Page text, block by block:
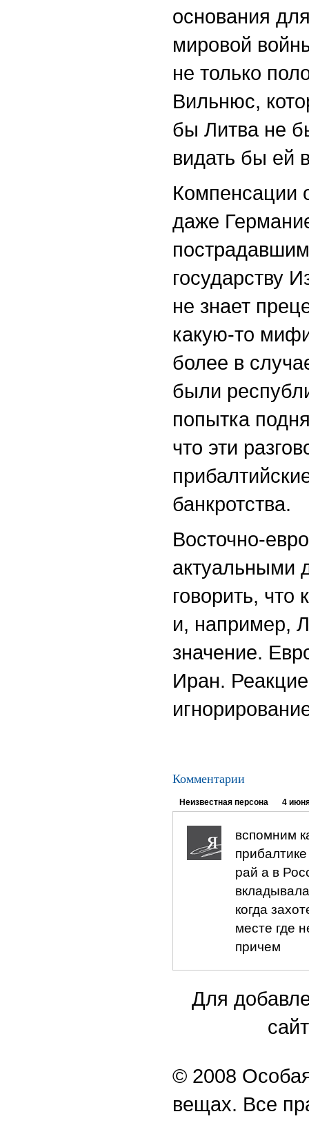
основания
мировой
не только
Вильнюс,
бы Литва не
видать бы ей
Компенсации
даже
государству
не знает
какую-то
более в
были
попытка
что эти
банкротства.
Восточно-
актуальными
говорить, что
и, например,
значение.
Иран.
Комментарии
Неизвестная персона 4
вспомним
рай а в
когда
месте где
причем
Для
© 2008
вещах. Все